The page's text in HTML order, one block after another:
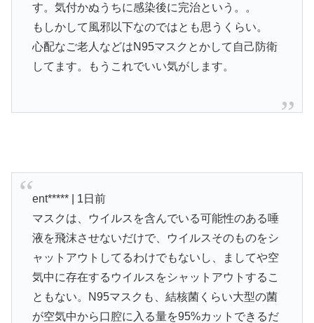
す。気付かぬうちに感染後に完治という。。
もしかして風邪以下なのではとも思うくらい。
心配なご老人などはN95マスクとかして自己防衛
してます。もうこれでいい気がします。
ent***** | 1日前
マスクは、ウイルスを含んでいる可能性のある唾
液を飛沫させないだけで、ウイルスそのものをシ
ャットアウトしてるわけでもないし、ましてや空
気中に存在するウイルスをシャットアウトするこ
ともない。N95マスクも、結核菌くらい大型の菌
が空気中から口腔に入る量を95%カットできるだ